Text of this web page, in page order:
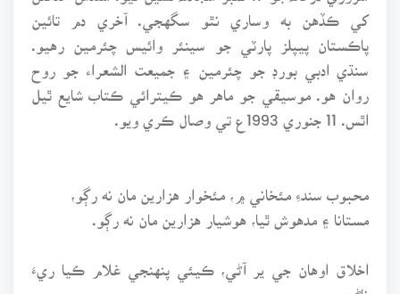
کي ڪڏهن به وساري نٿو سگهجي. آخري دم تائين
پاڪستان پيپلز پارٽي جو سينئر وائيس چئرمين رهيو.
سنڌي ادبي بورڊ جو چئرمين ۽ جميعت الشعراء جو روح
روان هو. موسيقي جو ماهر هو ڪيترائي ڪتاب شايع ٿيل
اٿس. 11 جنوري 1993ع تي وصال ڪري ويو.
محبوب سندءِ مئخاني ۾، مئخوار هزارين مان نه رڳو،
مستانا ۽ مدهوش ٿيا، هوشيار هزارين مان نه رڳو.
اخلاق اوهان جي ير آڻي، ڪيئي پنهنجي غلام ڪيا ريءَ
ناڻي،